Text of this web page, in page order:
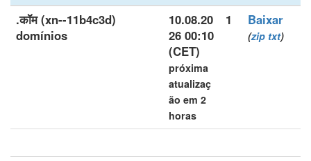
.कॉम (xn--11b4c3d)
domínios
10.08.20
26 00:10
(CET)
próxima
atualizaç
ão em 2
horas
1 Baixar
(zip txt)